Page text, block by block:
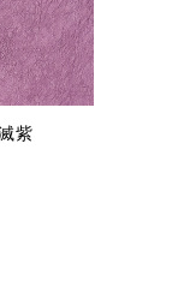
紫